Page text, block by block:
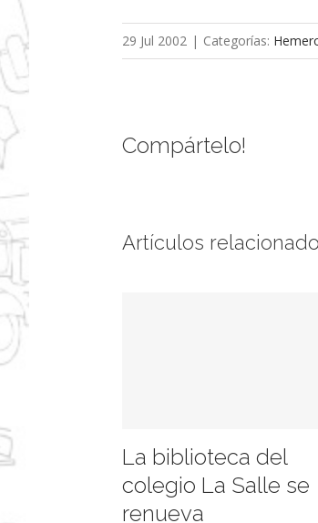
29 Jul 2002 | Categorías:
Compártelo!
Artículos
La biblioteca del
colegio La Salle se
renueva